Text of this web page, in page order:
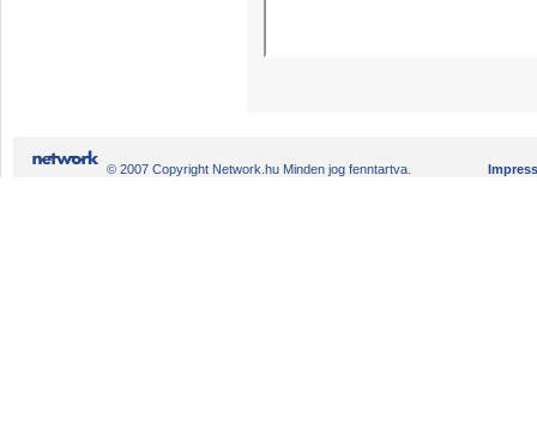
© 2007 Copyright Network.hu Minden jog fenntartva.